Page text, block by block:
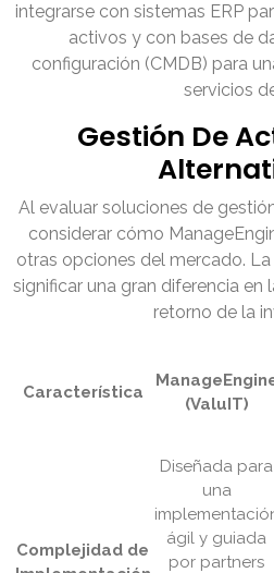
integrarse con sistemas ERP
activos y con bases de
configuración (CMDB) para
servicios
Gestión De
Al evaluar soluciones de
considerar cómo
otras opciones del mercado.
significar una gran diferencia en
retorno de la
Característica
(ValuIT)
Complejidad de
Diseñada para
una
ágil y guiada
por partners